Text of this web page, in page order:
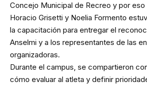
Concejo Municipal de Recreo y por
Horacio Grisetti y Noelia Formento
la capacitación para entregar el
Anselmi y a los representantes de las
organizadoras.
Durante el campus, se compartieron
cómo evaluar al atleta y definir